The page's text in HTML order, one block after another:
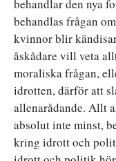
behandlar den nya
behandlas frågan
kvinnor blir
åskådare vill veta
moraliska frågan,
idrotten, därför att
allenarådande. Allt
absolut inte minst,
kring idrott och